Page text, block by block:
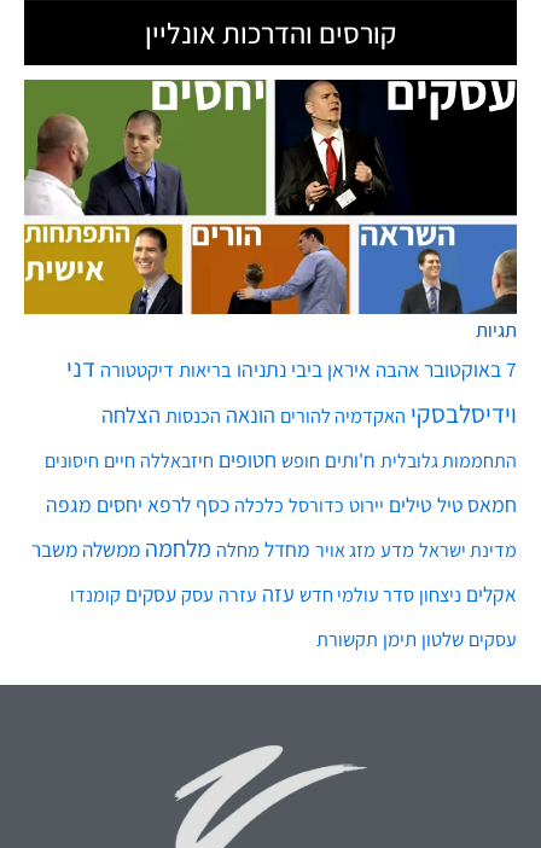
קורסים והדרכות אונליין
תגיות
7 באוקטובר אהבה איראן ביבי נתניהו בריאות דיקטטורה דני
וידיסלבסקי האקדמיה להורים הונאה הכנסות הצלחה
התחממות גלובלית ח'ותים חופש חטופים חיזבאללה חיים חיסונים
חמאס טיל טילים יירוט כדורסל כלכלה כסף לרפא יחסים מגפה
מדינת ישראל מדע מזג אויר מחדל מחלה מלחמה ממשלה משבר
אקלים ניצחון סדר עולמי חדש עזה עזרה עסק עסקים קומנדו
עסקים שלטון תימן תקשורת